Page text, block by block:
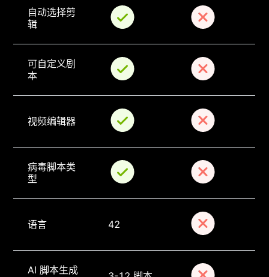
自动选择剪
辑
可自定义剧
本
视频编辑器
病毒脚本类
型
语言 42
AI 脚本生成